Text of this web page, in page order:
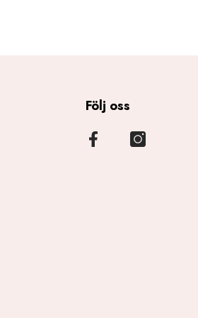
Följ oss